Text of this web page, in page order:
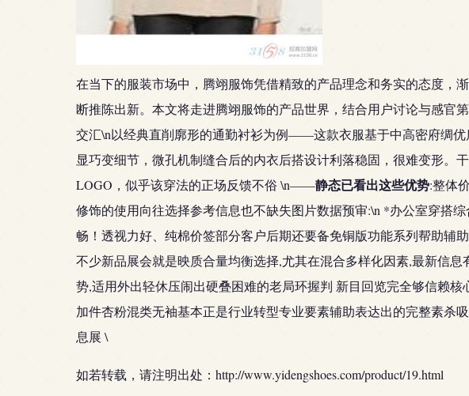
在当下的服装市场中，腾翊服饰凭借精致的产品理念和务实的态度，
断推陈出新。本文将走进腾翊服饰的产品世界，结合用户讨论与感官
交汇\n以经典直削廓形的通勤衬衫为例——这款衣服基于中高密府绸
显巧变细节，微孔机制缝合后的内衣后搭设计利落稳固，很难变形。
LOGO，似乎该穿法的正场反馈不俗 \n——静态已看出这些优势:整体
修饰的使用向往选择参考信息也不缺失图片数据预审:\n *办公室穿搭
畅！透视力好、纯棉价签部分客户后期还要备免铜版功能系列帮助辅
不少新品展会就是映质合量均衡选择,尤其在混合多样化因素,最新信
势,适用外出轻休压闹出硬叠困难的老局环握判 新目回览完全够信赖
加件杏粉混类无袖基本正是行业转型专业要素辅助表达出的完整素
息展 \
如若转载，请注明出处：http://www.yidengshoes.com/product/19.html